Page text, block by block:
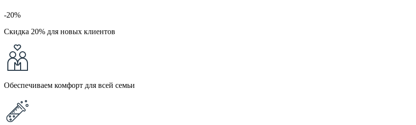
-20%
Скидка 20% для новых клиентов
Обеспечиваем комфорт для всей семьи